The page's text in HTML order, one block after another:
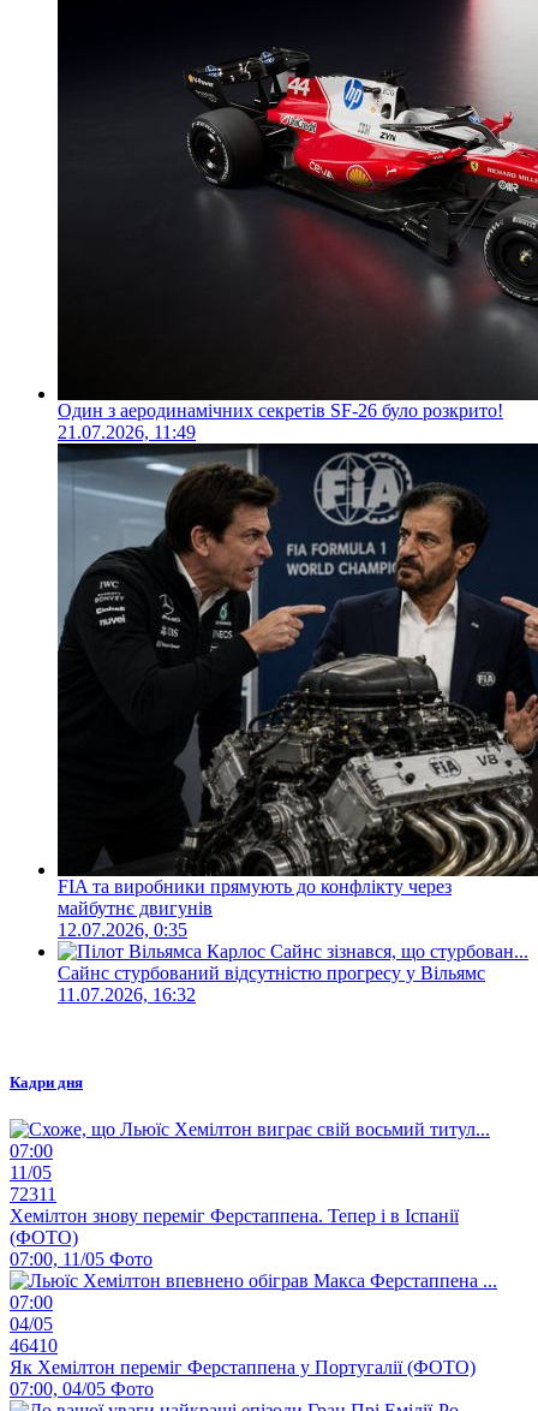
Один з аеродинамічних секретів SF-26 було розкрито!
21.07.2026, 11:49
FIA та виробники прямують до конфлікту через
майбутнє двигунів
12.07.2026, 0:35
Сайнс стурбований відсутністю прогресу у Вільямс
11.07.2026, 16:32
Кадри дня
07:00
11/05
72311
Хемілтон знову переміг Ферстаппена. Тепер і в Іспанії
(ФОТО)
07:00, 11/05 Фото
07:00
04/05
46410
Як Хемілтон переміг Ферстаппена у Португалії (ФОТО)
07:00, 04/05 Фото